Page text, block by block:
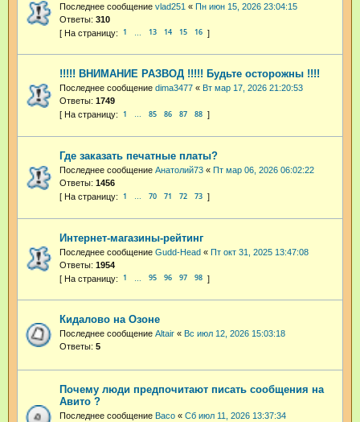
Последнее сообщение vlad251 « Пн июн 15, 2026 23:04:15
Ответы: 310
1 13 14 15 16
!!!!! ВНИМАНИЕ РАЗВОД !!!!! Будьте осторожны !!!!
Последнее сообщение dima3477 « Вт мар 17, 2026 21:20:53
Ответы: 1749
1 … 85 86 87 88
Где заказать печатные платы?
Последнее сообщение Анатолий73 « Пт мар 06, 2026 06:02:22
Ответы: 1456
1 … 70 71 72 73
Интернет-магазины-рейтинг
Последнее сообщение Gudd-Head « Пт окт 31, 2025 13:47:08
Ответы: 1954
1 95 96 97 98
Кидалово на Озоне
Последнее сообщение Altair « Вс июл 12, 2026 15:03:18
Ответы: 5
Почему люди предпочитают писать сообщения на
Авито ?
Последнее сообщение Васо « Сб июл 11, 2026 13:37:34